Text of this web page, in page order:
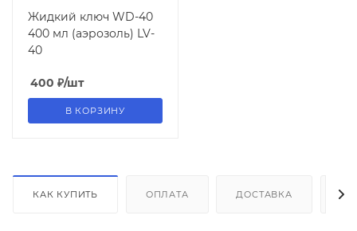
Жидкий ключ WD-40
400 мл (аэрозоль) LV-
40
400 ₽/шт
В КОРЗИНУ
КАК КУПИТЬ ОПЛАТА ДОСТАВКА